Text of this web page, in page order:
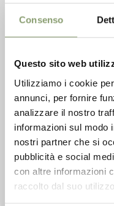
Consenso
Questo sito web
Utilizziamo i cookie
annunci, per fornire
analizzare il nostro
informazioni sul modo
nostri partner che si
pubblicità e social
con altre informazioni
raccolto dal suo
Latte
Linea